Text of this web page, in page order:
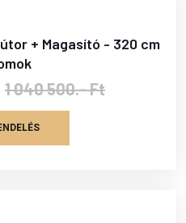
+ Magasító - 320 cm
1 040 500.- Ft